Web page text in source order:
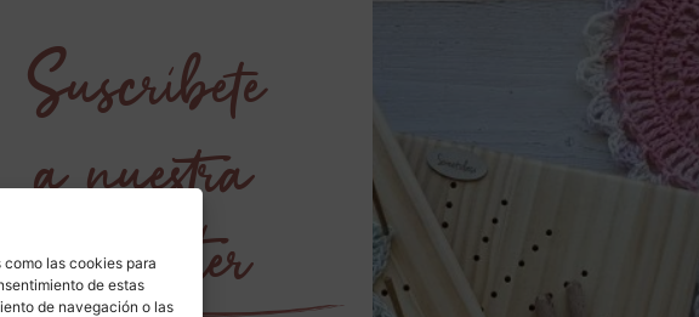
las cookies para
de estas
de navegación o las
Suscríbete
a nuestra
newsletter